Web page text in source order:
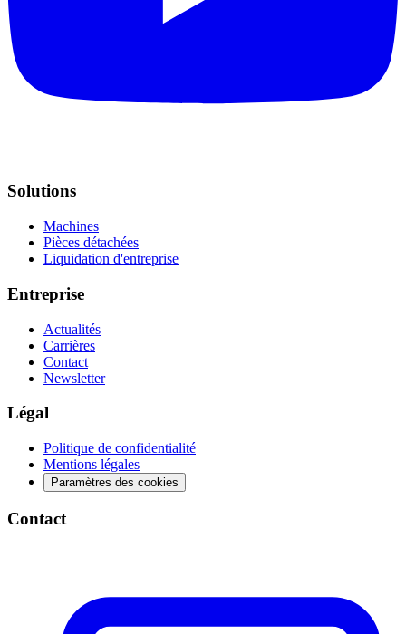
Solutions
Machines
Pièces détachées
Liquidation d'entreprise
Entreprise
Actualités
Carrières
Contact
Newsletter
Légal
Politique de confidentialité
Mentions légales
Paramètres des cookies
Contact